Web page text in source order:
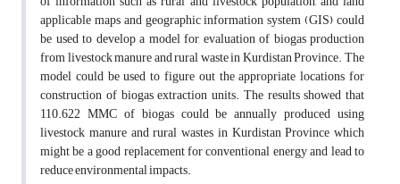
applicable maps and geographic information system (GIS) could
be used to develop a model for evaluation of biogas production
from livestock manure and rural waste in Kurdistan Province. The
model could be used to figure out the appropriate locations for
construction of biogas extraction units. The results showed that
110.622 MMC of biogas could be annually produced using
livestock manure and rural wastes in Kurdistan Province which
might be a good replacement for conventional energy and lead to
reduce environmental impacts.